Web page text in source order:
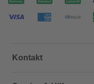
Kontakt